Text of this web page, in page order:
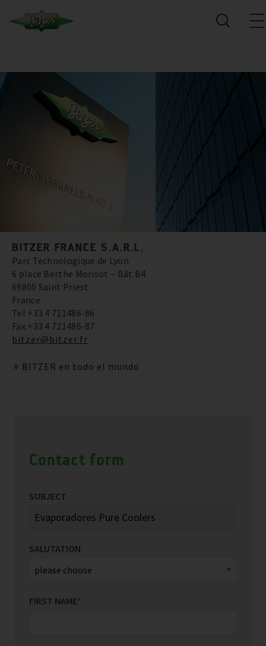
BITZER FRANCE S.A.R.L.
Parc Technologique de Lyon
6 place Berthe Morisot – Bât B4
69800 Saint Priest
France
Tel +33 4 721486-86
Fax +33 4 721486-87
bitzer@bitzer.fr
BITZER en todo el mundo
Contact form
SUBJECT
SALUTATION
FIRST NAME*